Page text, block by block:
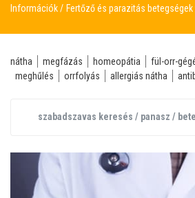
Információk Fertőző és parazitás betegségek
nátha megfázás homeopátia fül-orr-
meghűlés
orrfolyás allergiás nátha